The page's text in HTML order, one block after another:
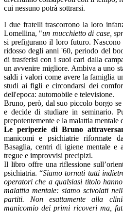
cui nessuno potrà sottrarsi.
I due fratelli trascorrono la loro
Lomellina, "un mucchietto di case,
si prefigurano il loro futuro.
ridosso degli anni '60, periodo del
di trasferisi con i suoi cari dalla
un avvenire migliore. Ambiva a uno
saldi i valori come avere la famiglia
studi ai figli e circondarsi dei
dell'epoca: automobile e televisione.
Bruno, però, dal suo piccolo borgo
e decide di studiare in seminario.
prepotentemente e la malattia mentale
Le peripezie di Bruno
manicomi e psichiatrie riformate
Basaglia, centri di igiene mentale e
tregue e improvvisi precipizi.
Il libro offre una riflessione
psichiatria. “Siamo tornati tutti
operatori che a qualsiasi titolo
malattia mentale: siamo scivolati
partiti. Non esattamente alla
manicomio dei primi ricoveri ma,